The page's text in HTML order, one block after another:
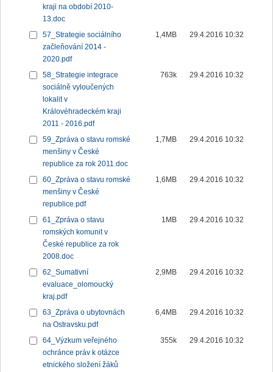
kraji na období 2010-
13.doc
57_Strategie sociálního
začleňování 2014 -
2020.pdf
1,4MB 29.4.2016 10:32
58_Strategie integrace
sociálně vyloučených
lokalit v
Královéhradeckém kraji
2011 - 2016.pdf
763k 29.4.2016 10:32
59_Zpráva o stavu romské
menšiny v České
republice za rok 2011.doc
1,7MB 29.4.2016 10:32
60_Zpráva o stavu romské
menšiny v České
republice.pdf
1,6MB 29.4.2016 10:32
61_Zpráva o stavu
romských komunit v
České republice za rok
2008.doc
1MB 29.4.2016 10:32
62_Sumativní
evaluace_olomoucký
kraj.pdf
2,9MB 29.4.2016 10:32
63_Zpráva o ubytovnách
na Ostravsku.pdf
6,4MB 29.4.2016 10:32
64_Výzkum veřejného
ochránce práv k otázce
etnického složení žáků
355k 29.4.2016 10:32